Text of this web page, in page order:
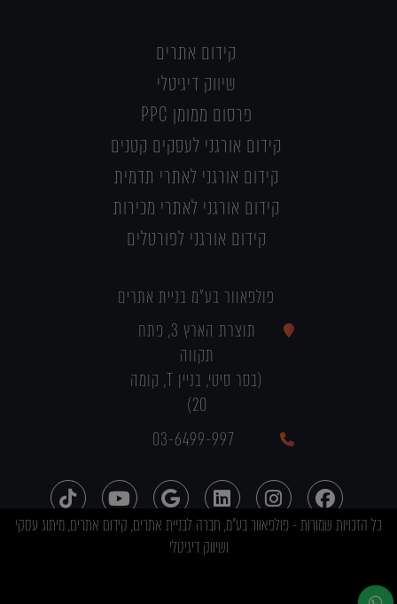
קידום אתרים
שיווק דיגיטלי
פרסום ממומן PPC
קידום אורגני לעסקים קטנים
קידום אורגני לאתרי תדמית
קידום אורגני לאתרי מכירות
קידום אורגני לפורטלים
פולפאוור בע"מ בניית אתרים
תוצרת הארץ 3, פתח
תקווה
(בסר סיטי, בניין T, קומה
20)
03-6499-997
כל הזכויות שמורות - פולפאוור בע"מ, חברה לבניית אתרים, קידום אתרים, מיתוג עסקי
ושיווק דיגיטלי